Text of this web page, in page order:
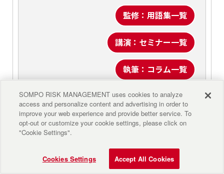
監修：用語集一覧
講演：セミナー一覧
執筆：コラム一覧
2026/08/03
サイバーリスク管理の要
SOMPO RISK MANAGEMENT uses cookies to analyze
access and personalize content and advertising in order to
improve your web experience and provide better service. To
opt-out or customize your cookie settings, please click on
"Cookie Settings".
Cookies Settings Accept All Cookies